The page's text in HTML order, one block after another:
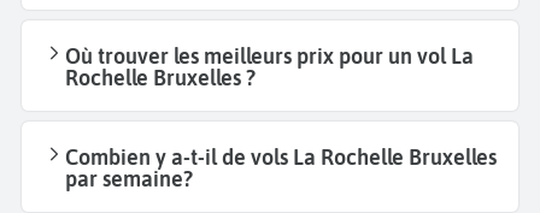
Où trouver les meilleurs prix pour un vol La
Rochelle Bruxelles ?
Combien y a-t-il de vols La Rochelle Bruxelles
par semaine?